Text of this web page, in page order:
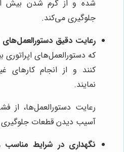
شده و از گرم شدن بیش
جلوگیری می‌کند.
رعایت دقیق دستورالعمل‌های
که دستورالعمل‌های
کنند و از انجام کارهای
نمایند.
رعایت دستورالعمل‌ها، از
آسیب دیدن قطعات
نگهداری در شرایط مناسب